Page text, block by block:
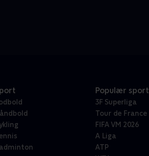
Populær sport
3F Superliga
Tour de France
FIFA VM 2026
A Liga
ATP